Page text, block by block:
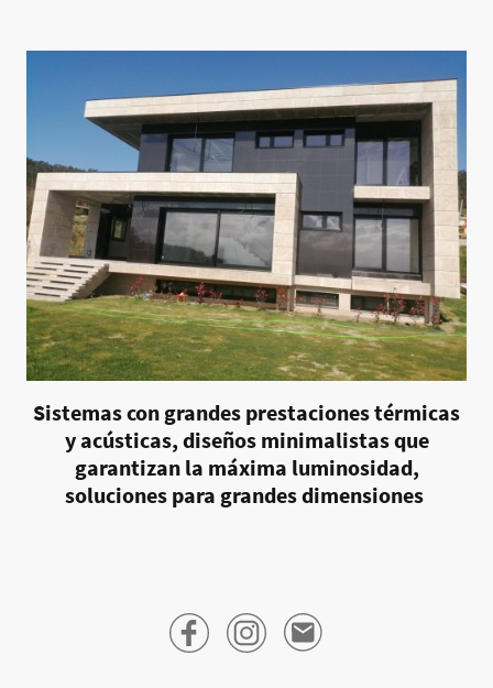
Sistemas con grandes prestaciones térmicas
y acústicas, diseños minimalistas que
garantizan la máxima luminosidad,
soluciones para grandes dimensiones